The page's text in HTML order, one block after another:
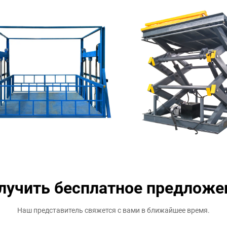
бесплатное
Наш представитель свяжется с вами в ближайшее время.